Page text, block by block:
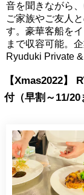
音を聞きながら
ご家族やご友人
す。豪華客船を
まで収容可能。
Ryuduki Private
【Xmas2022】
付（早割～11/